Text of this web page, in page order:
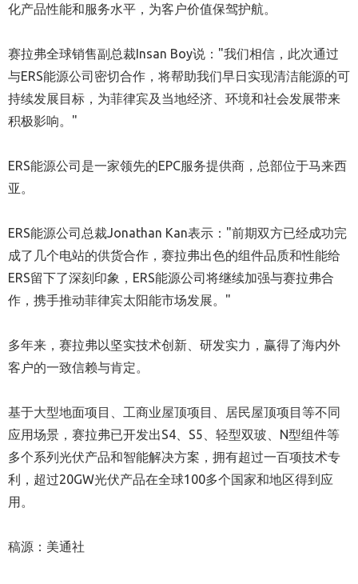
化产品性能和服务水平，为客户价值保驾护航。
赛拉弗全球销售副总裁Insan Boy说："我们相信，此次通过
与ERS能源公司密切合作，将帮助我们早日实现清洁能源的可
持续发展目标，为菲律宾及当地经济、环境和社会发展带来
积极影响。"
ERS能源公司是一家领先的EPC服务提供商，总部位于马来西
亚。
ERS能源公司总裁Jonathan Kan表示："前期双方已经成功完
成了几个电站的供货合作，赛拉弗出色的组件品质和性能给
ERS留下了深刻印象，ERS能源公司将继续加强与赛拉弗合
作，携手推动菲律宾太阳能市场发展。"
多年来，赛拉弗以坚实技术创新、研发实力，赢得了海内外
客户的一致信赖与肯定。
基于大型地面项目、工商业屋顶项目、居民屋顶项目等不同
应用场景，赛拉弗已开发出S4、S5、轻型双玻、N型组件等
多个系列光伏产品和智能解决方案，拥有超过一百项技术专
利，超过20GW光伏产品在全球100多个国家和地区得到应
用。
稿源：美通社